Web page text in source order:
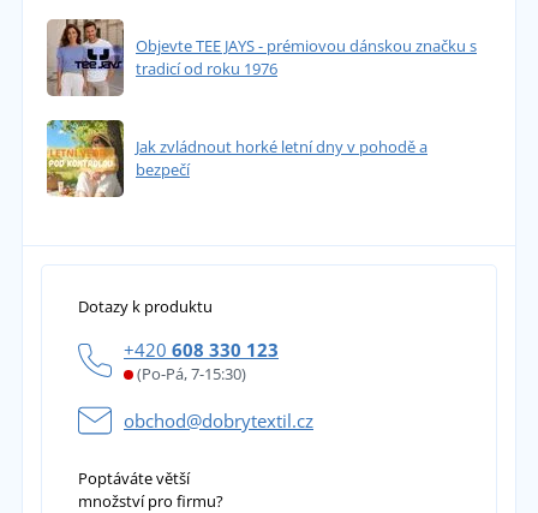
Objevte TEE JAYS - prémiovou dánskou značku s
tradicí od roku 1976
Jak zvládnout horké letní dny v pohodě a
bezpečí
Dotazy k produktu
+420 608 330 123
(Po-Pá, 7-15:30)
obchod@dobrytextil.cz
Poptáváte větší
množství pro firmu?